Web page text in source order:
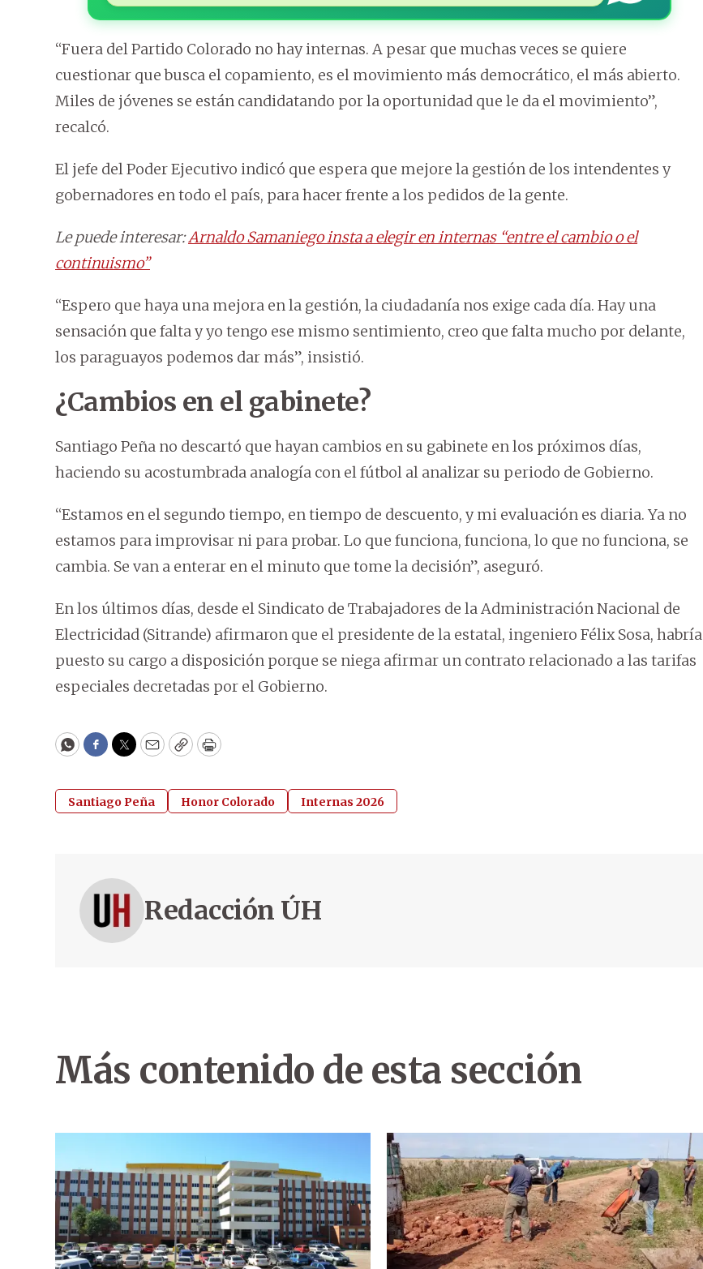
“Fuera del Partido Colorado no hay internas. A pesar que muchas veces se quiere
cuestionar que busca el copamiento, es el movimiento más democrático, el más abierto.
Miles de jóvenes se están candidatando por la oportunidad que le da el movimiento”,
recalcó.
El jefe del Poder Ejecutivo indicó que espera que mejore la gestión de los intendentes y
gobernadores en todo el país, para hacer frente a los pedidos de la gente.
Le puede interesar:Arnaldo Samaniego insta a elegir en internas “entre el cambio o el
continuismo”
“Espero que haya una mejora en la gestión, la ciudadanía nos exige cada día. Hay una
sensación que falta y yo tengo ese mismo sentimiento, creo que falta mucho por delante,
los paraguayos podemos dar más”, insistió.
¿Cambios en el gabinete?
Santiago Peña no descartó que hayan cambios en su gabinete en los próximos días,
haciendo su acostumbrada analogía con el fútbol al analizar su periodo de Gobierno.
“Estamos en el segundo tiempo, en tiempo de descuento, y mi evaluación es diaria. Ya no
estamos para improvisar ni para probar. Lo que funciona, funciona, lo que no funciona, se
cambia. Se van a enterar en el minuto que tome la decisión”, aseguró.
En los últimos días, desde el Sindicato de Trabajadores de la Administración Nacional de
Electricidad (Sitrande) afirmaron que el presidente de la estatal, ingeniero Félix Sosa, habría
puesto su cargo a disposición porque se niega afirmar un contrato relacionado a las tarifas
especiales decretadas por el Gobierno.
WhatsApp
Facebook
Twitter
EmailCopyPrint
Santiago Peña Honor Colorado Internas 2026
Redacción ÚH
Más contenido de esta sección